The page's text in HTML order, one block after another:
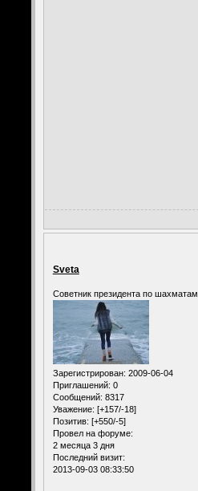
Sveta
Советник президента по шахматам
Зарегистрирован: 2009-06-04
Приглашений: 0
Сообщений: 8317
Уважение: [+157/-18]
Позитив: [+550/-5]
Провел на форуме:
2 месяца 3 дня
Последний визит:
2013-09-03 08:33:50